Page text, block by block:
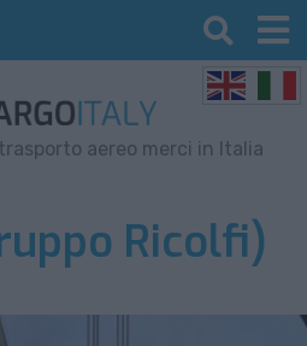
aereo merci in Italia
Ricolfi)